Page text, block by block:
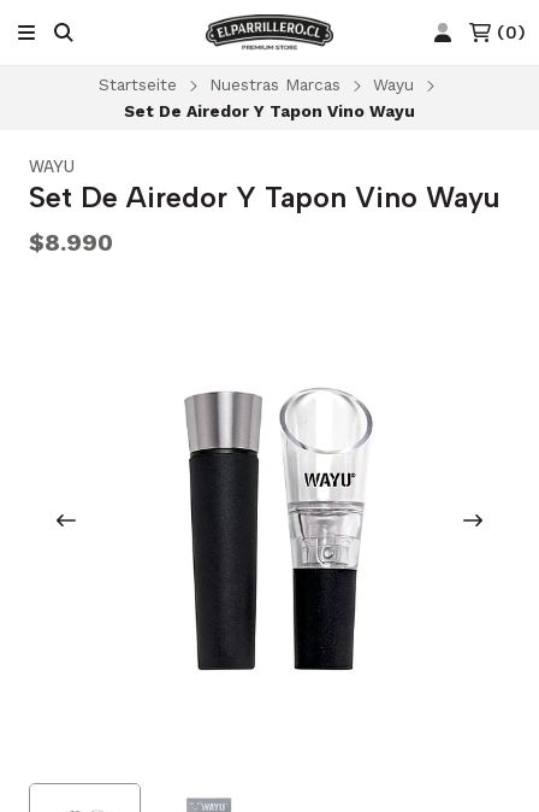
(0)
Startseite Nuestras Marcas
Wayu
Set De Airedor Y Tapon Vino Wayu
WAYU
Set De Airedor Y Tapon Vino Wayu
$8.990